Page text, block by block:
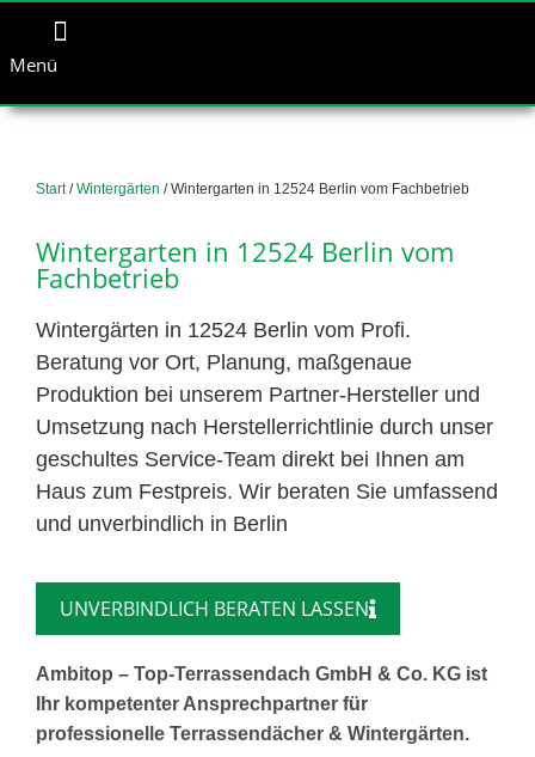
Menü
Start/Wintergärten / Wintergarten in 12524 Berlin vom Fachbetrieb
Wintergarten in 12524 Berlin vom
Fachbetrieb
Wintergärten in 12524 Berlin vom Profi.
Beratung vor Ort, Planung, maßgenaue
Produktion bei unserem Partner-Hersteller und
Umsetzung nach Herstellerrichtlinie durch unser
geschultes Service-Team direkt bei Ihnen am
Haus zum Festpreis. Wir beraten Sie umfassend
und unverbindlich in Berlin
UNVERBINDLICH BERATEN LASSEN
Ambitop – Top-Terrassendach GmbH & Co. KG ist
Ihr kompetenter Ansprechpartner für
professionelle Terrassendächer & Wintergärten.